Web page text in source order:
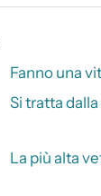
Fanno una
Si tratta
La più alta